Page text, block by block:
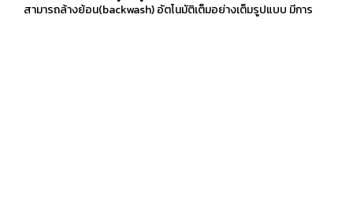
สามารถล้างย้อน(backwash) อัตโนมัติเต็มอย่างเต็มรูปแบบ มีการ